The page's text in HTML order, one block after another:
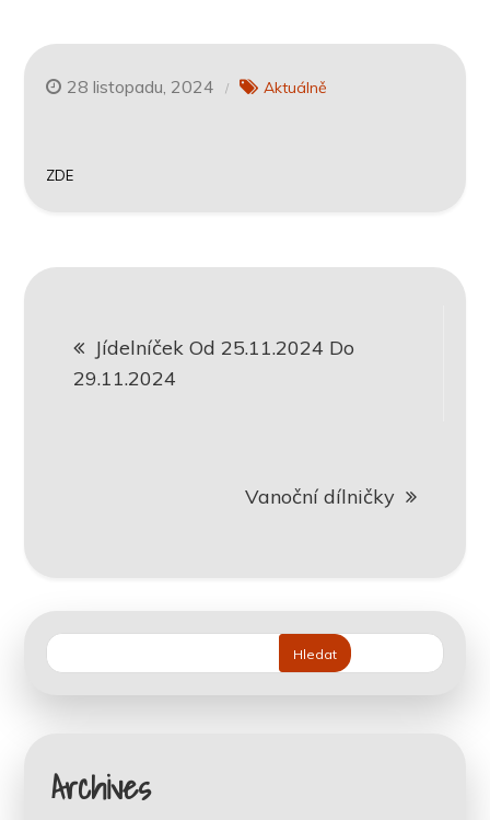
28 listopadu, 2024 Aktuálně
ZDE
proJídelníček Od 25.11.2024 Do
29.11.2024
Vanoční dílničky
Hledat
Archives